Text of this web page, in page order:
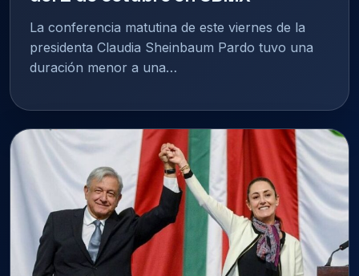
La conferencia matutina de este viernes de la
presidenta Claudia Sheinbaum Pardo tuvo una
duración menor a una…